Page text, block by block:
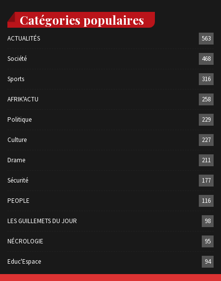
Catégories populaires
ACTUALITÉS 563
Société 468
Sports 316
AFRIK'ACTU 258
Politique 229
Culture 227
Drame 211
Sécurité 177
PEOPLE 116
LES GUILLEMETS DU JOUR 98
NÉCROLOGIE 95
Educ'Espace 94